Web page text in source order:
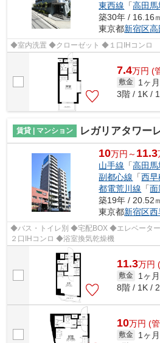
東西線 「高田馬
築30年 / 16.16
東京都新宿区高
◆室内洗置 ◆クローゼット ◆１口IHコンロ
7.4万円 (
敷金 1ヶ月
3階 / 1K /
賃貸 | マンション レガリアタワー
10万円～ 11.3
山手線 「高田馬
副都心線 「西早
都電荒川線 「面
築19年 / 20.52
東京都新宿区西
◆バス・トイレ別 ◆宅配BOX ◆エレベータ
２口IHコンロ ◆浴室換気乾燥機
11.3万円
敷金 1ヶ月
8階 / 1K /
10万円 (
敷金 1ヶ月